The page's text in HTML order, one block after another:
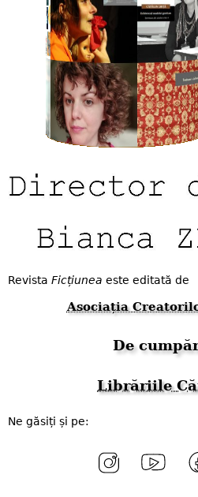
Revista Ficțiunea este editată de
Asociația
De
Librăriile
Ne găsiți și pe: